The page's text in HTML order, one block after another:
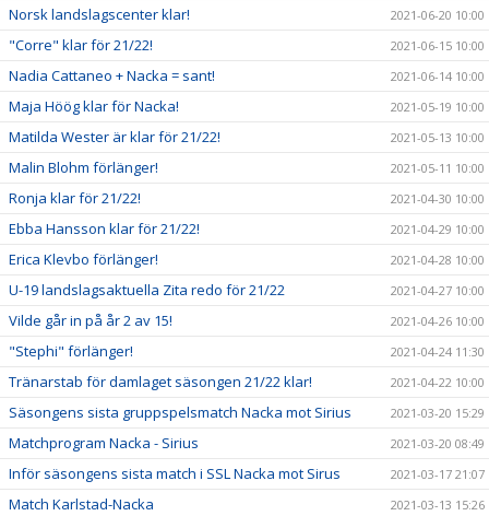
Norsk landslagscenter klar! 2021-06-20 10:00
"Corre" klar för 21/22! 2021-06-15 10:00
Nadia Cattaneo + Nacka = sant! 2021-06-14 10:00
Maja Höög klar för Nacka! 2021-05-19 10:00
Matilda Wester är klar för 21/22! 2021-05-13 10:00
Malin Blohm förlänger! 2021-05-11 10:00
Ronja klar för 21/22! 2021-04-30 10:00
Ebba Hansson klar för 21/22! 2021-04-29 10:00
Erica Klevbo förlänger! 2021-04-28 10:00
U-19 landslagsaktuella Zita redo för 21/22 2021-04-27 10:00
Vilde går in på år 2 av 15! 2021-04-26 10:00
"Stephi" förlänger! 2021-04-24 11:30
Tränarstab för damlaget säsongen 21/22 klar! 2021-04-22 10:00
Säsongens sista gruppspelsmatch Nacka mot Sirius 2021-03-20 15:29
Matchprogram Nacka - Sirius 2021-03-20 08:49
Inför säsongens sista match i SSL Nacka mot Sirus 2021-03-17 21:07
Match Karlstad-Nacka 2021-03-13 15:26